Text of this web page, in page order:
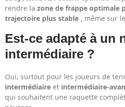
rendre la zone de frappe optimale
trajectoire plus stable , même sur
Est-ce adapté à un
intermédiaire ?
Oui, surtout pour les joueurs de
intermédiaire et intermédiaire-
qui souhaitent une raquette